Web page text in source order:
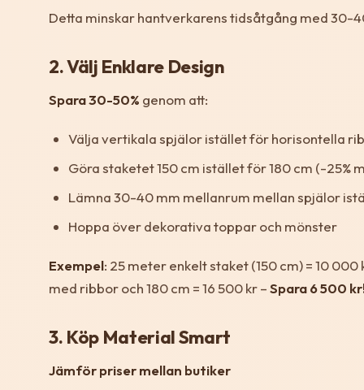
Detta minskar hantverkarens tidsåtgång med 30-
2. Välj Enklare Design
Spara 30-50% genom att:
Välja vertikala spjälor istället för horisontella
Göra staketet 150 cm istället för 180 cm (-25%
Lämna 30-40 mm mellanrum mellan spjälor
Hoppa över dekorativa toppar och mönster
Exempel: 25 meter enkelt staket (150 cm) = 10
med ribbor och 180 cm = 16 500 kr –Spara 6 500
3. Köp Material Smart
Jämför priser mellan butiker